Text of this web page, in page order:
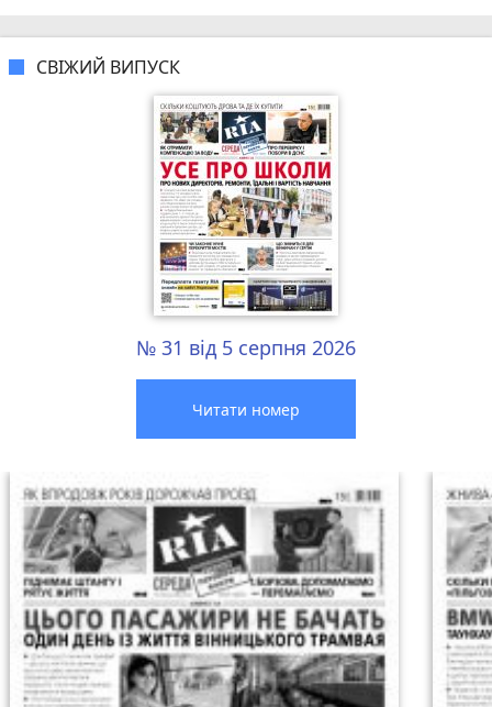
СВІЖИЙ ВИПУСК
№ 31 від 5 серпня 2026
Читати номер